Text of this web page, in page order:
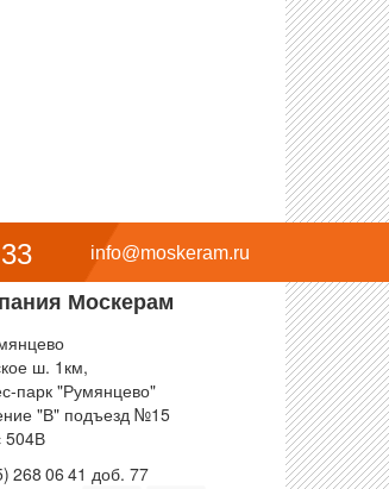
info@moskeram.ru
Москерам
ш. 1км,
парк "Румянцево"
"В" подъезд №15
268 06 41 доб. 77